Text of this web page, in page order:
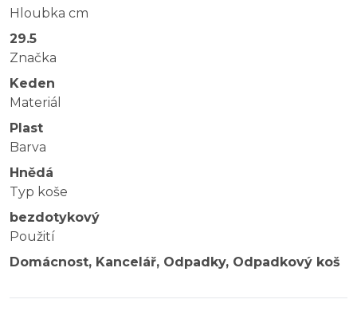
Hloubka cm
29.5
Značka
Keden
Materiál
Plast
Barva
Hnědá
Typ koše
bezdotykový
Použití
Domácnost, Kancelář, Odpadky, Odpadkový koš